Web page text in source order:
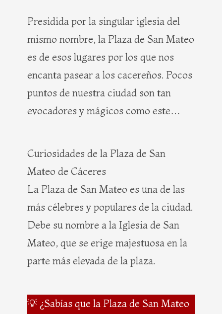
Presidida por la singular iglesia del
mismo nombre, la Plaza de San Mateo
es de esos lugares por los que nos
encanta pasear a los cacereños. Pocos
puntos de nuestra ciudad son tan
evocadores y mágicos como este…
Curiosidades de la Plaza de San
Mateo de Cáceres
La Plaza de San Mateo es una de las
más célebres y populares de la ciudad.
Debe su nombre a la Iglesia de San
Mateo, que se erige majestuosa en la
parte más elevada de la plaza.
💡 ¿Sabías que la Plaza de San Mateo